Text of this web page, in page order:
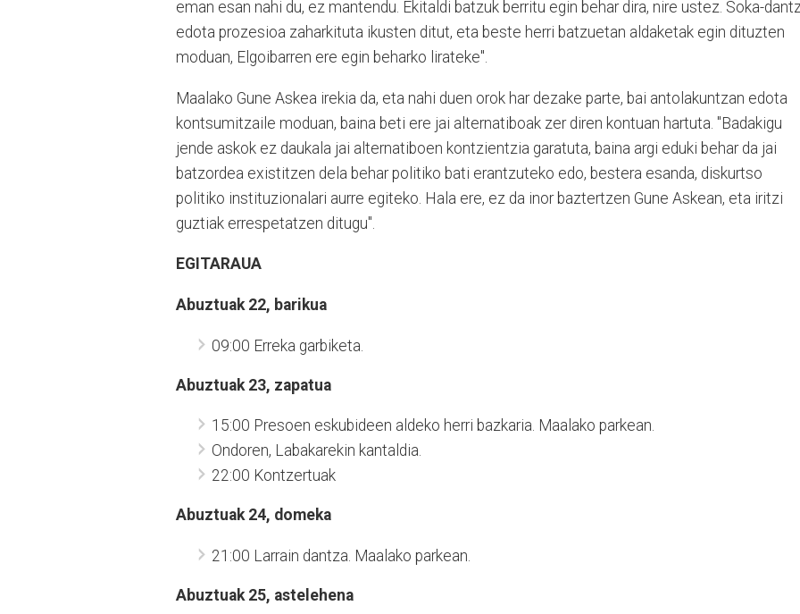
eman esan nahi du, ez mantendu. Ekitaldi batzuk berritu egin behar dira, nire ustez. Soka-
edota prozesioa zaharkituta ikusten ditut, eta beste herri batzuetan aldaketak egin dituzten
moduan, Elgoibarren ere egin beharko lirateke".
Maalako Gune Askea irekia da, eta nahi duen orok har dezake parte, bai antolakuntzan edota
kontsumitzaile moduan, baina beti ere jai alternatiboak zer diren kontuan hartuta. "Badakigu
jende askok ez daukala jai alternatiboen kontzientzia garatuta, baina argi eduki behar da jai
batzordea existitzen dela behar politiko bati erantzuteko edo, bestera esanda, diskurtso
politiko instituzionalari aurre egiteko. Hala ere, ez da inor baztertzen Gune Askean, eta iritzi
guztiak errespetatzen ditugu".
EGITARAUA
Abuztuak 22, barikua
09:00 Erreka garbiketa.
Abuztuak 23, zapatua
15:00 Presoen eskubideen aldeko herri bazkaria. Maalako parkean.
Ondoren, Labakarekin kantaldia.
22:00 Kontzertuak
Abuztuak 24, domeka
21:00 Larrain dantza. Maalako parkean.
Abuztuak 25, astelehena